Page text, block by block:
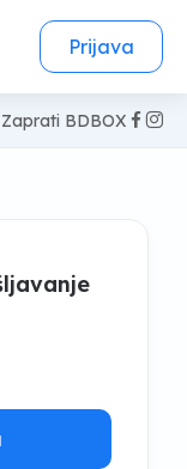
Prijava
Zaprati BDBOX